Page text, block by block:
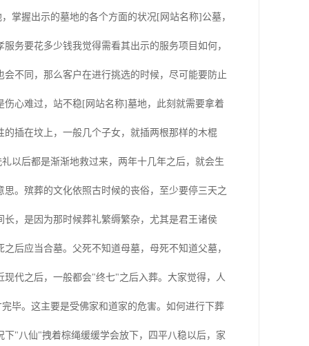
掌握出示的墓地的各个方面的状况[网站名称]公墓，
务要花多少钱我觉得需看其出示的服务项目如何，
不同，那么客户在进行挑选的时候，尽可能要防止
心难过，站不稳[网站名称]墓地，此刻就需要拿着
插在坟上，一般几个子女，就插两根那样的木棍
以后都是渐渐地救过来，两年十几年之后，就会生
。殡葬的文化依照古时候的丧俗，至少要停三天之
，是因为那时候葬礼繁缛繁杂，尤其是君王诸侯
后应当合墓。父死不知道母墓，母死不知道父墓，
代之后，一般都会"终七"之后入葬。大家觉得，人
毕。这主要是受佛家和道家的危害。如何进行下葬
"八仙"拽着棕绳缓缓学会放下，四平八稳以后，家